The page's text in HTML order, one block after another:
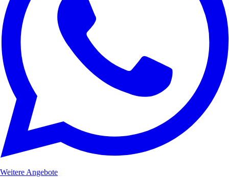
Weitere Angebote